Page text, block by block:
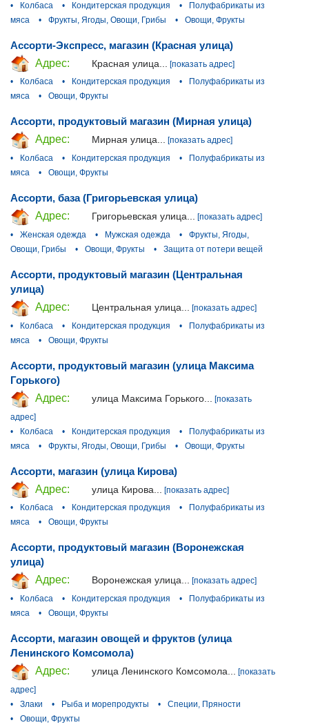
• Колбаса • Кондитерская продукция •
Полуфабрикаты из
мяса
• Фрукты, Ягоды, Овощи, Грибы • Овощи, Фрукты
Ассорти-Экспресс, магазин (Красная улица)
Адрес:
Красная улица...
[показать адрес]
•
Колбаса • Кондитерская продукция •
Полуфабрикаты из
мяса
• Овощи, Фрукты
Ассорти, продуктовый магазин (Мирная улица)
Адрес:
Мирная улица... [показать адрес]
•
Колбаса • Кондитерская продукция •
Полуфабрикаты из
мяса
• Овощи, Фрукты
Ассорти, база (Григорьевская улица)
Адрес:
Григорьевская улица... [показать адрес]
•
Женская одежда • Мужская одежда •
Фрукты, Ягоды,
Овощи, Грибы
• Овощи, Фрукты • Защита от потери вещей
Ассорти, продуктовый магазин (Центральная
улица)
Адрес:
Центральная улица...
[показать адрес]
•
Колбаса • Кондитерская продукция •
Полуфабрикаты из
мяса
• Овощи, Фрукты
Ассорти, продуктовый магазин (улица Максима
Горького)
Адрес:
улица Максима Горького...
[показать
адрес]
•
Колбаса • Кондитерская продукция •
Полуфабрикаты из
мяса
• Фрукты, Ягоды, Овощи, Грибы • Овощи, Фрукты
Ассорти, магазин (улица Кирова)
Адрес:
улица Кирова...
[показать адрес]
•
Колбаса • Кондитерская продукция •
Полуфабрикаты из
мяса
• Овощи, Фрукты
Ассорти, продуктовый магазин (Воронежская
улица)
Адрес:
Воронежская улица... [показать адрес]
•
Колбаса • Кондитерская продукция •
Полуфабрикаты из
мяса
• Овощи, Фрукты
Ассорти, магазин овощей и фруктов (улица
Ленинского Комсомола)
Адрес:
улица Ленинского Комсомола...
[показать
адрес]
•
Злаки • Рыба и морепродукты •
Специи, Пряности
•
Овощи, Фрукты